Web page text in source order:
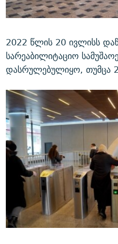
2022 წლის 20 ივლისს
სარეაბილიტაციო
დასრულებულიყო, თუმცა